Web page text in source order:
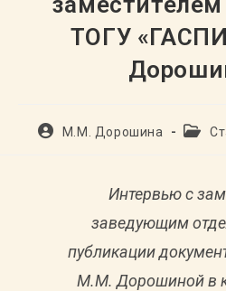
ТОГУ
АвторМ.М. Дорошина
Интервью с
заведующим
публикации
М.М. Дорошиной в